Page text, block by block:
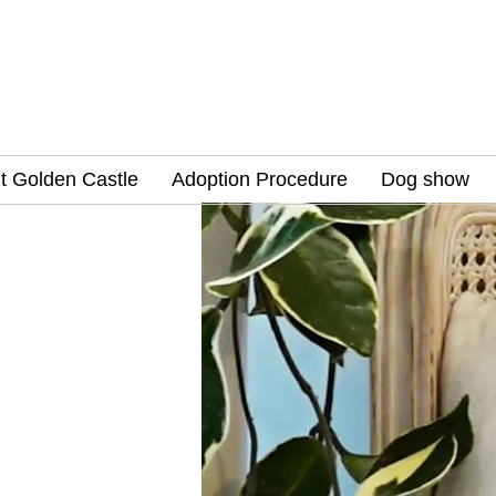
Golden Castle Adoption Procedure Dog show